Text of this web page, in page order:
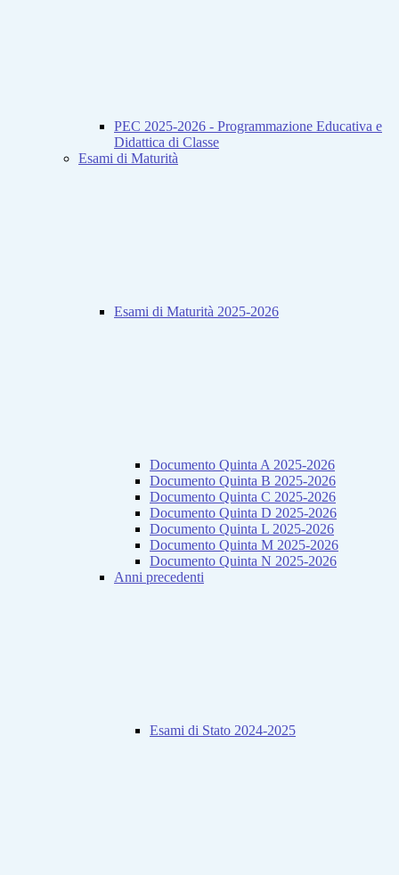
PEC 2025-2026 - Programmazione Educativa e
Didattica di Classe
Esami di Maturità
Esami di Maturità 2025-2026
Documento Quinta A 2025-2026
Documento Quinta B 2025-2026
Documento Quinta C 2025-2026
Documento Quinta D 2025-2026
Documento Quinta L 2025-2026
Documento Quinta M 2025-2026
Documento Quinta N 2025-2026
Anni precedenti
Esami di Stato 2024-2025